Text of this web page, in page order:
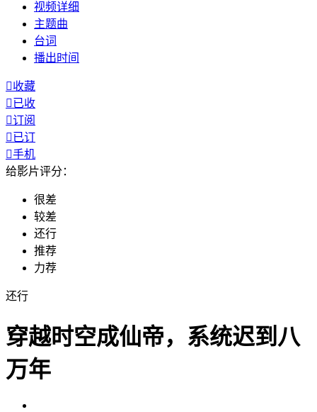
视频详细
主题曲
台词
播出时间
收藏
已收
订阅
已订
手机
给影片评分：
很差
较差
还行
推荐
力荐
还行
穿越时空成仙帝，系统迟到八
万年